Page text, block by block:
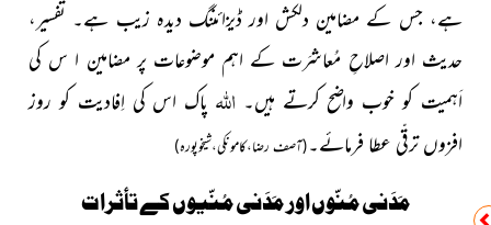
ہے، جس کے مضامین دلکش اور ڈیزائننگ دیدہ زیب ہے۔ تفسیر،
حدیث اور اصلاحِ مُعاشرَت کے اہم موضوعات پر مضامین ا س کی
اَہمیت کو خوب واضح کرتے ہیں۔ اللہ پاک اس کی اِفادیت کو روز
افزوں ترقّی عطا فرمائے۔(آصف رضا،کامونکی،شیخوپورہ)
مَدَنی مُنّوں اور مَدَنی مُنّیوں کے تأثرات